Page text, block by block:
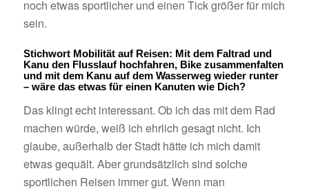
noch etwas sportlicher und einen Tick größer für mich
sein.
Stichwort Mobilität auf Reisen: Mit dem Faltrad und
Kanu den Flusslauf hochfahren, Bike zusammenfalten
und mit dem Kanu auf dem Wasserweg wieder runter
– wäre das etwas für einen Kanuten wie Dich?
Das klingt echt interessant. Ob ich das mit dem Rad
machen würde, weiß ich ehrlich gesagt nicht. Ich
glaube, außerhalb der Stadt hätte ich mich damit
etwas gequält. Aber grundsätzlich sind solche
sportlichen Reisen immer gut. Wenn man